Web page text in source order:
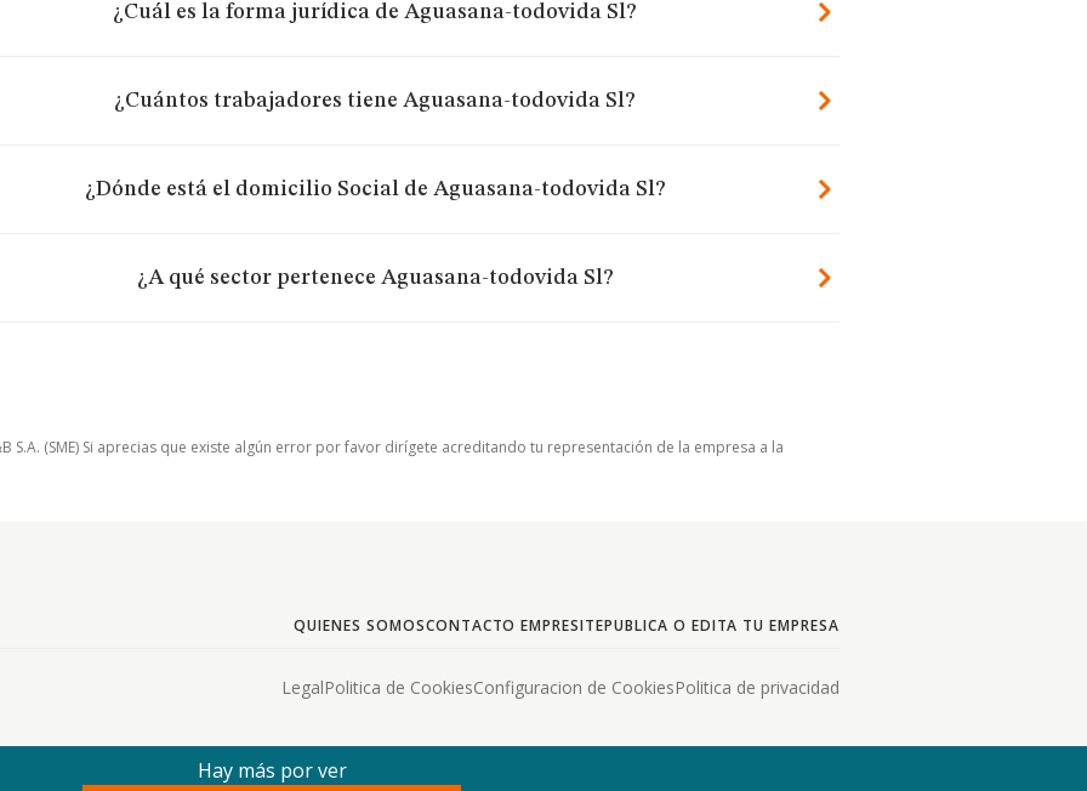
¿Cuál es la forma jurídica de Aguasana-todovida Sl?
¿Cuántos trabajadores tiene Aguasana-todovida Sl?
¿Dónde está el domicilio Social de Aguasana-todovida Sl?
¿A qué sector pertenece Aguasana-todovida Sl?
(SME) Si aprecias que existe algún error por favor dirígete acreditando tu representación de la empresa a la
QUIENES SOMOSCONTACTO EMPRESITEPUBLICA O EDITA TU EMPRESA
LegalPolitica de CookiesConfiguracion de CookiesPolitica de privacidad
Hay más por ver